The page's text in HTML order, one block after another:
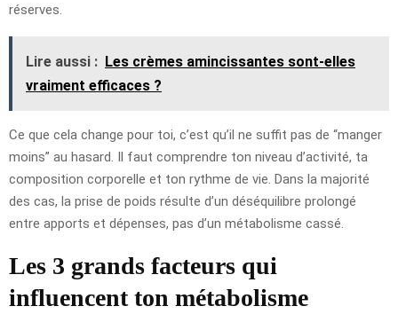
réserves.
Lire aussi : Les crèmes amincissantes sont-elles
vraiment efficaces ?
Ce que cela change pour toi, c’est qu’il ne suffit pas de “manger
moins” au hasard. Il faut comprendre ton niveau d’activité, ta
composition corporelle et ton rythme de vie. Dans la majorité
des cas, la prise de poids résulte d’un déséquilibre prolongé
entre apports et dépenses, pas d’un métabolisme cassé.
Les 3 grands facteurs qui
influencent ton métabolisme